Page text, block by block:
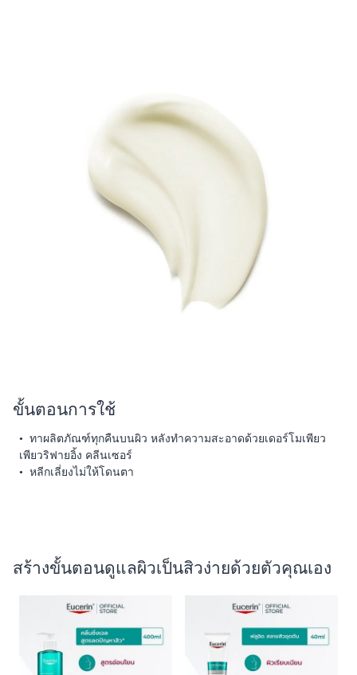
ขั้นตอนการใช้
• ทาผลิตภัณฑ์ทุกคืนบนผิว หลังทำความสะอาดด้วยเดอร์โมเพียว
เพียวริฟายอิ้ง คลีนเซอร์
• หลีกเลี่ยงไม่ให้โดนตา
สร้างขั้นตอนดูแลผิวเป็นสิวง่ายด้วยตัวคุณเอง